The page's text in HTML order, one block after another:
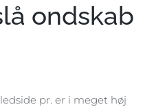
ondskab
pr. er i meget høj